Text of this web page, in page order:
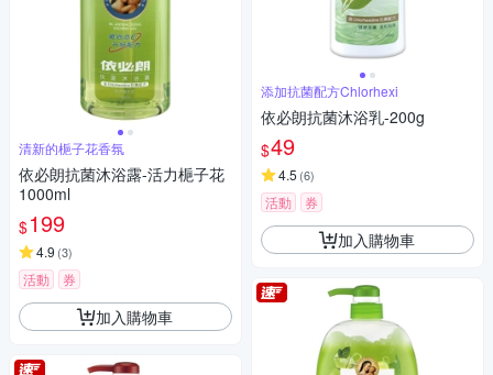
清新的梔子花香氛
依必朗抗菌沐浴露-活力梔子花
1000ml
$199
4.9 (3)
活動 券
加入購物車
添加抗菌配方Chlorhexi
依必朗抗菌沐浴乳-200g
$49
4.5 (6)
活動 券
加入購物車